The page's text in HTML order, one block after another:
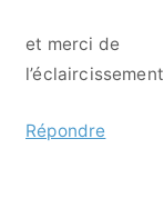
et merci de
l’éclaircissement
Répondre